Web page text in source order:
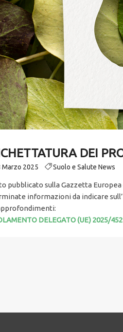
DEI
Marzo 2025 Suolo e Salute News
pubblicato sulla Gazzetta Europea
informazioni da indicare
DELEGATO (UE) 2025/